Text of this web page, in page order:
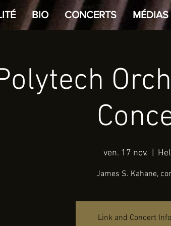
BIO CONCERTS MÉDIAS
ven. 17 nov.
James S. Kahane,
Link and Concert